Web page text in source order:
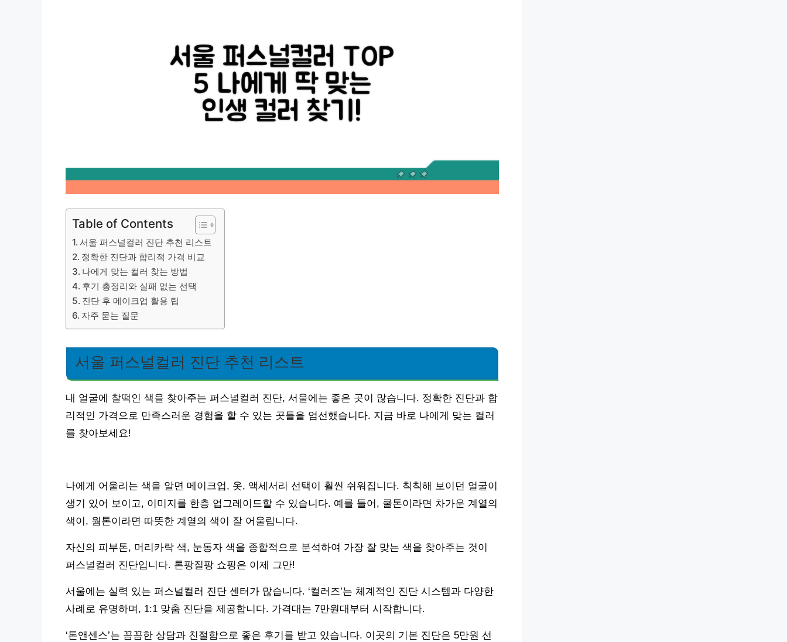
Table of Contents
서울 퍼스널컬러 진단 추천 리스트
정확한 진단과 합리적 가격 비교
나에게 맞는 컬러 찾는 방법
후기 총정리와 실패 없는 선택
진단 후 메이크업 활용 팁
자주 묻는 질문
서울 퍼스널컬러 진단 추천 리스트
내 얼굴에 찰떡인 색을 찾아주는 퍼스널컬러 진단, 서울에는 좋은 곳이 많습니다. 정확한 진단과 합
리적인 가격으로 만족스러운 경험을 할 수 있는 곳들을 엄선했습니다. 지금 바로 나에게 맞는 컬러
를 찾아보세요!
나에게 어울리는 색을 알면 메이크업, 옷, 액세서리 선택이 훨씬 쉬워집니다. 칙칙해 보이던 얼굴이
생기 있어 보이고, 이미지를 한층 업그레이드할 수 있습니다. 예를 들어, 쿨톤이라면 차가운 계열의
색이, 웜톤이라면 따뜻한 계열의 색이 잘 어울립니다.
자신의 피부톤, 머리카락 색, 눈동자 색을 종합적으로 분석하여 가장 잘 맞는 색을 찾아주는 것이
퍼스널컬러 진단입니다. 톤팡질팡 쇼핑은 이제 그만!
서울에는 실력 있는 퍼스널컬러 진단 센터가 많습니다. ‘컬러즈’는 체계적인 진단 시스템과 다양한
사례로 유명하며, 1:1 맞춤 진단을 제공합니다. 가격대는 7만원대부터 시작합니다.
‘톤앤센스’는 꼼꼼한 상담과 친절함으로 좋은 후기를 받고 있습니다. 이곳의 기본 진단은 5만원 선